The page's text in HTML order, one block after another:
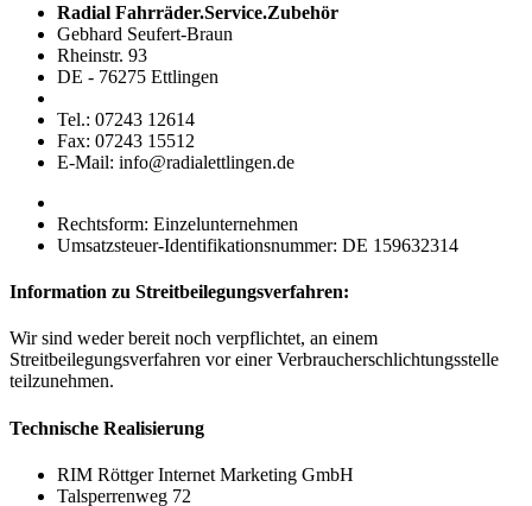
Radial Fahrräder.Service.Zubehör
Gebhard Seufert-Braun
Rheinstr. 93
DE - 76275 Ettlingen
Tel.: 07243 12614
Fax: 07243 15512
E-Mail: info@radialettlingen.de
Rechtsform: Einzelunternehmen
Umsatzsteuer-Identifikationsnummer: DE 159632314
Information zu Streitbeilegungsverfahren:
Wir sind weder bereit noch verpflichtet, an einem
Streitbeilegungsverfahren vor einer Verbraucherschlichtungsstelle
teilzunehmen.
Technische Realisierung
RIM Röttger Internet Marketing GmbH
Talsperrenweg 72